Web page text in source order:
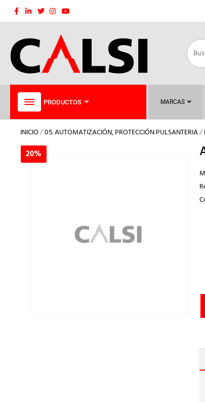
Saltar
PRODUCTOS MARCAS
INICIO/05. AUTOMATIZACIÓN, PROTECCIÓN PULSANTERIA/
20%
20%